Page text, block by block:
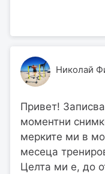
Николай
Привет!
моментни
мерките ми в
месеца
Целта ми е, до